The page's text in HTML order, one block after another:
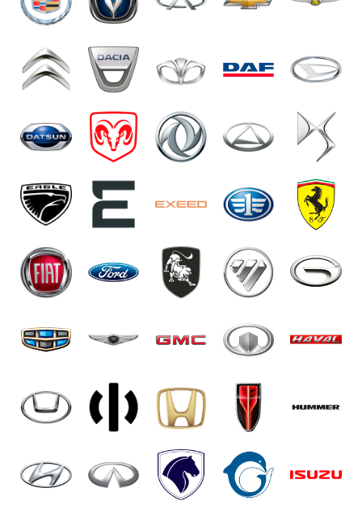
часов.
компьютера автомобиля. Наша команда предоставляет
полную поддержку и консультации после русификации.
можете найти подробную информацию на нашем сайте
или связаться с нами по телефону для оперативной
Работаем с широким спектром марок, включая такие
популярные модели автомобилей, как Toyota. Вы
можете заказать у нас русификацию машины, любого
производителя или страны происхождения. Просто
свяжитесь с нами, чтобы получить дополнительную
информацию и сделать заказ.
Наши специалисты установят мультимедийные
системы с поддержкой русского языка и российских
пользоваться удобным интерфейсом приложений,
включая Яндекс.Карты, русификация поможет легко и
безопасно добираться до нужного места в любое